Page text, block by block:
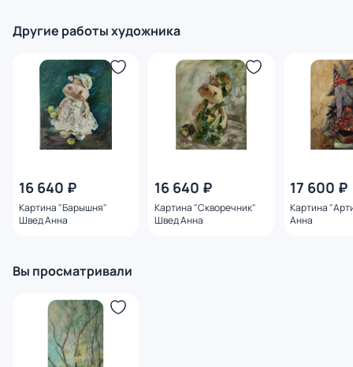
Другие работы художника
16 640 ₽
Картина "Барышня"
Швед Анна
16 640 ₽
Картина "Скворечник"
Швед Анна
17 600 ₽
Картина
Анна
Вы просматривали